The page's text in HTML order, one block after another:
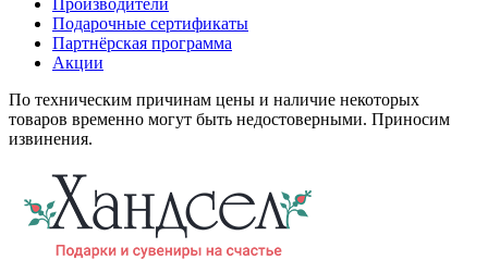
Производители
Подарочные сертификаты
Партнёрская программа
Акции
По техническим причинам цены и наличие некоторых
товаров временно могут быть недостоверными. Приносим
извинения.